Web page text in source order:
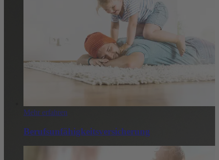
Mehr erfahren
Berufsunfähigkeitsversicherung